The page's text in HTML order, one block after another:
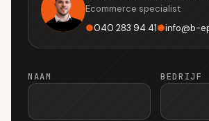
Ecommerce specialist
●040 283 94 41●info@b-
NAAM BEDRIJF